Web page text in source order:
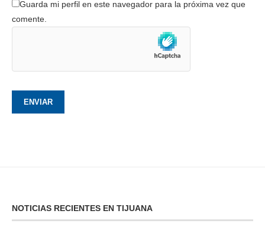
Guarda mi perfil en este navegador para la próxima vez que
comente.
NOTICIAS RECIENTES EN TIJUANA